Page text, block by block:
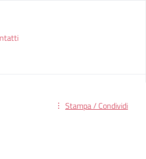
Stampa / Condividi